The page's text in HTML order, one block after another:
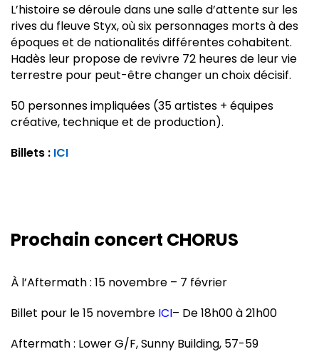
L’histoire se déroule dans une salle d’attente sur les
rives du fleuve Styx, où six personnages morts à des
époques et de nationalités différentes cohabitent.
Hadès leur propose de revivre 72 heures de leur vie
terrestre pour peut-être changer un choix décisif.
50 personnes impliquées (35 artistes + équipes
créative, technique et de production).
Billets : ICI
Prochain concert CHORUS
À l’Aftermath : 15 novembre – 7 février
Billet pour le 15 novembre ICI– De 18h00 à 21h00
Aftermath : Lower G/F, Sunny Building, 57-59